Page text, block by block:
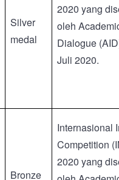
Silver
medal
2020 yang
oleh
Dialogue
Juli 2020.
Bronze
Internasional
Competition
2020 yang